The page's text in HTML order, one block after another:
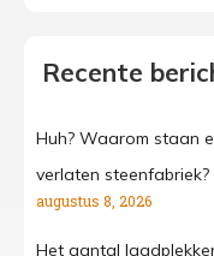
Recente
Huh? Waarom staan
verlaten steenfabriek?
augustus 8, 2026
Het aantal